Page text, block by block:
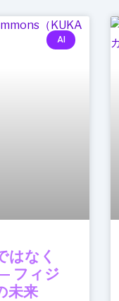
AI
はなく
フィジ
未来